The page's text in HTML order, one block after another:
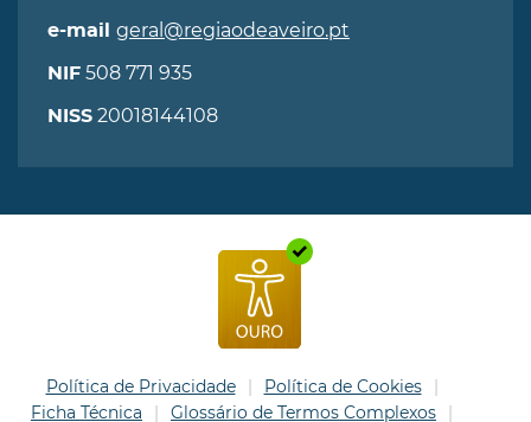
e-mail geral@regiaodeaveiro.pt
NIF 508 771 935
NISS 20018144108
Política de Privacidade
Política de Cookies
Ficha Técnica
Glossário de Termos Complexos